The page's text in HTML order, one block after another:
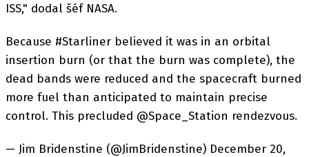
ISS," dodal šéf NASA.
Because #Starliner believed it was in an orbital
insertion burn (or that the burn was complete), the
dead bands were reduced and the spacecraft burned
more fuel than anticipated to maintain precise
control. This precluded @Space_Station rendezvous.
— Jim Bridenstine (@JimBridenstine) December 20,